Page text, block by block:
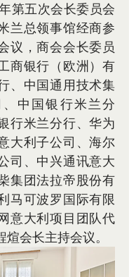
第五次会长委员会
兰总领事馆经商参
议，商会会长委员
商银行（欧洲）有
、中国通用技术集
中国银行米兰分
行米兰分行、华为
大利子公司、海尔
司、中兴通讯意大
集团法拉帝股份有
马可波罗国际有限
意大利项目团队代
会长主持会议。